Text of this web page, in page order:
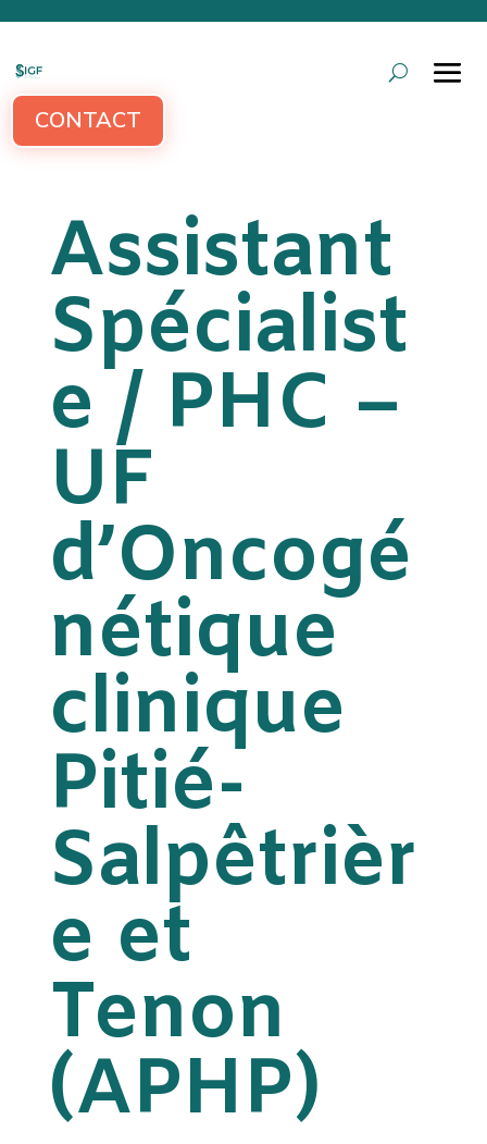
CONTACT
Assistant
Spécialist
e / PHC –
UF
d’Oncogé
nétique
clinique
Pitié-
Salpêtrièr
e et
Tenon
(APHP)